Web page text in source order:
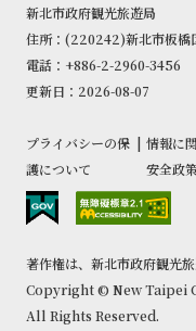
新北市政府観光旅遊局
住所：(220242)新北市板橋
電話：+886-2-2960-3456
更新日：2026-08-07
プライバシーの保
護について
| 情報に
安全政
著作権は、新北市政府観光旅
Copyright © New Taipei
All Rights Reserved.